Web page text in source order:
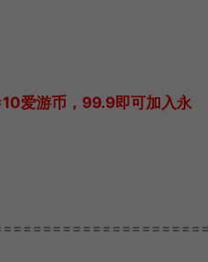
爱游币，99.9即可加入永